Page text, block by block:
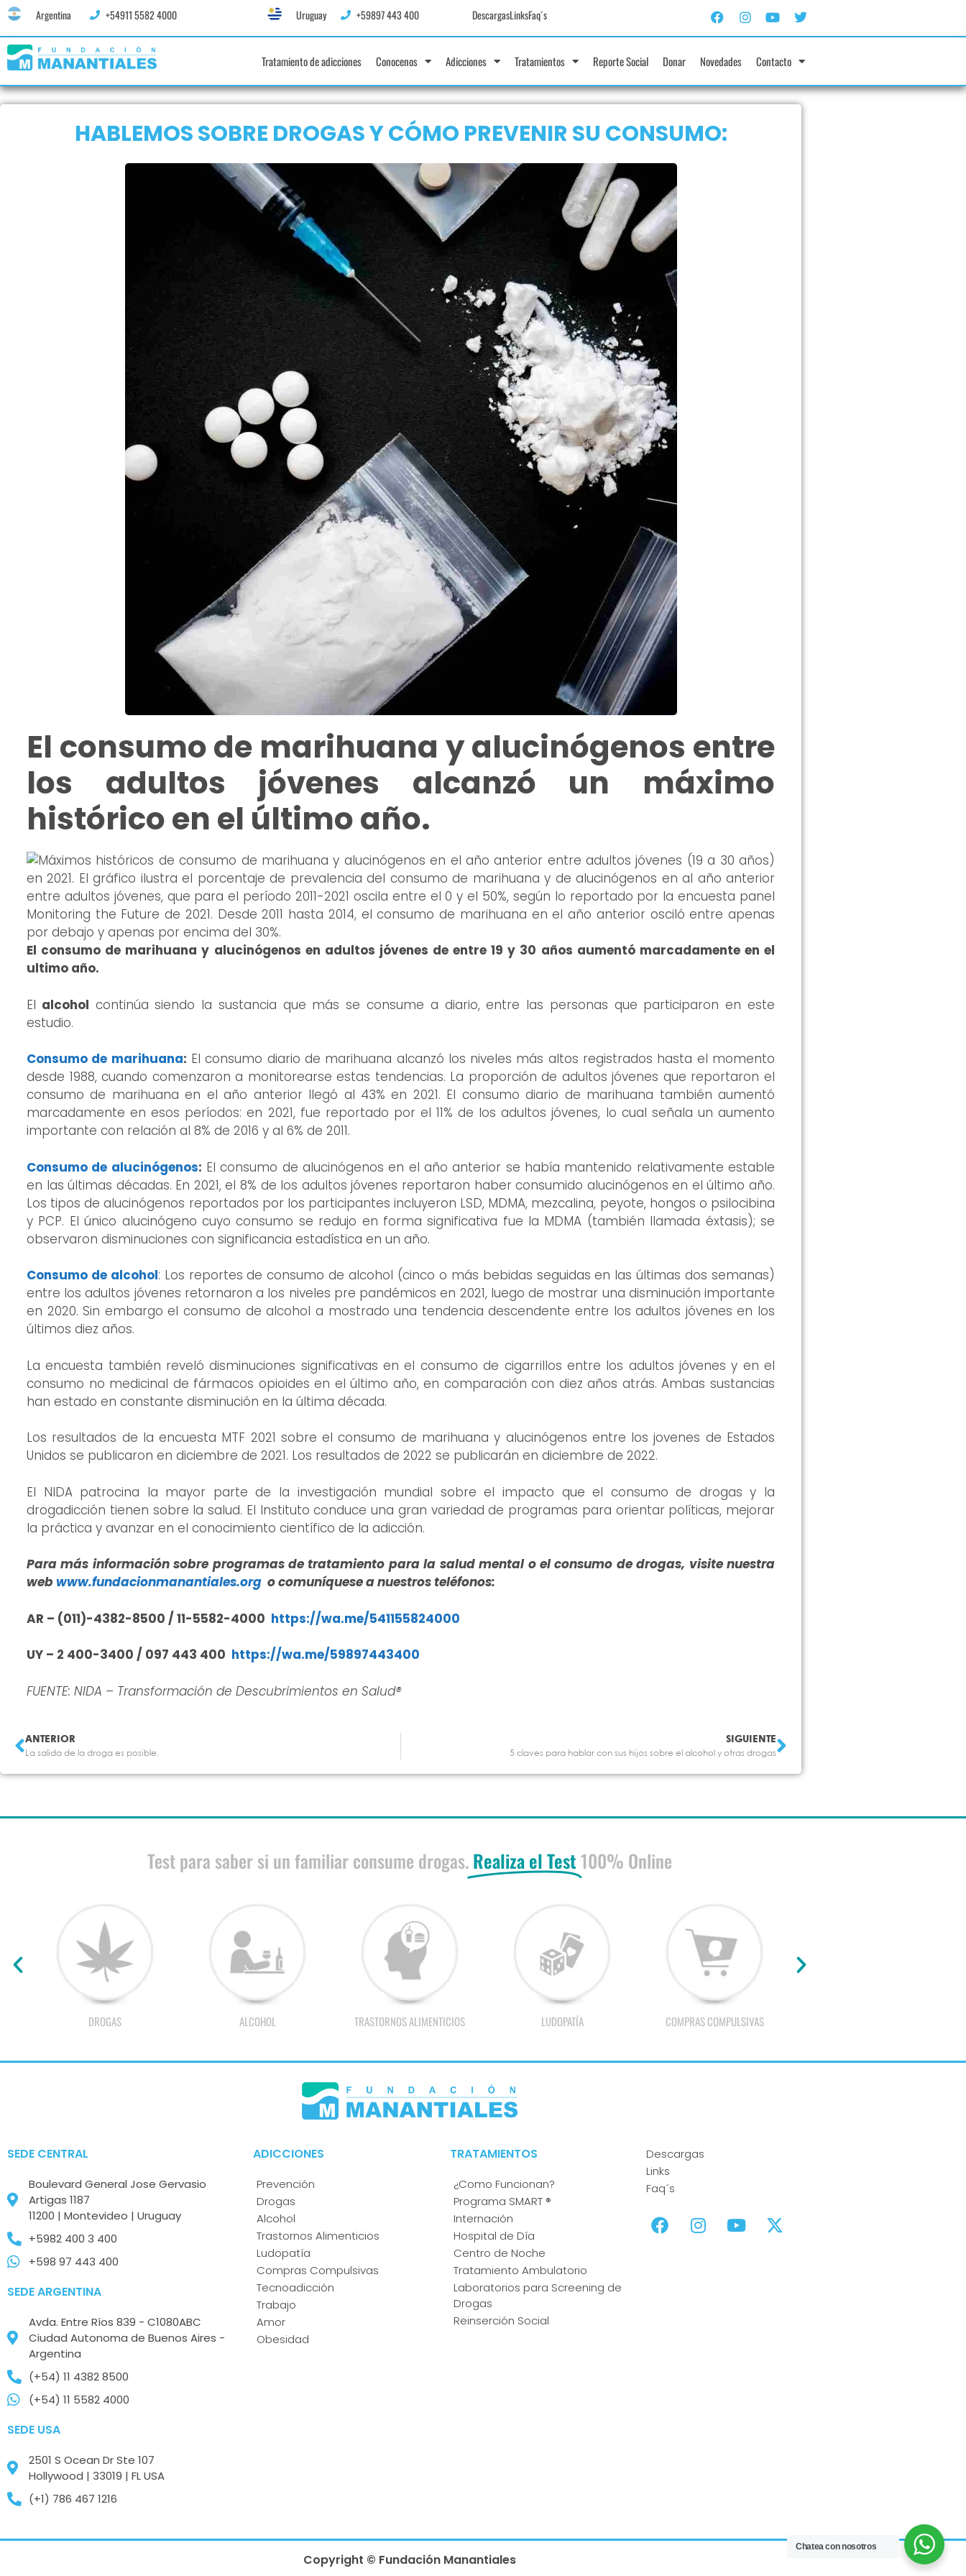
Argentina +54911 5582 4000 Uruguay +59897 443 400 DescargasLinksFaq´s
Tratamiento de adicciones Conocenos Adicciones Tratamientos Reporte Social Donar Novedades Contacto
HABLEMOS SOBRE DROGAS Y CÓMO PREVENIR SU CONSUMO:
El consumo de marihuana y alucinógenos entre
los adultos jóvenes alcanzó un máximo
histórico en el último año.
El consumo de marihuana y alucinógenos en adultos jóvenes de entre 19 y 30 años aumentó marcadamente en el
ultimo año.
El alcohol continúa siendo la sustancia que más se consume a diario, entre las personas que participaron en este
estudio.
Consumo de marihuana: El consumo diario de marihuana alcanzó los niveles más altos registrados hasta el momento
desde 1988, cuando comenzaron a monitorearse estas tendencias. La proporción de adultos jóvenes que reportaron el
consumo de marihuana en el año anterior llegó al 43% en 2021. El consumo diario de marihuana también aumentó
marcadamente en esos períodos: en 2021, fue reportado por el 11% de los adultos jóvenes, lo cual señala un aumento
importante con relación al 8% de 2016 y al 6% de 2011.
Consumo de alucinógenos: El consumo de alucinógenos en el año anterior se había mantenido relativamente estable
en las últimas décadas. En 2021, el 8% de los adultos jóvenes reportaron haber consumido alucinógenos en el último año.
Los tipos de alucinógenos reportados por los participantes incluyeron LSD, MDMA, mezcalina, peyote, hongos o psilocibina
y PCP. El único alucinógeno cuyo consumo se redujo en forma significativa fue la MDMA (también llamada éxtasis); se
observaron disminuciones con significancia estadística en un año.
Consumo de alcohol: Los reportes de consumo de alcohol (cinco o más bebidas seguidas en las últimas dos semanas)
entre los adultos jóvenes retornaron a los niveles pre pandémicos en 2021, luego de mostrar una disminución importante
en 2020. Sin embargo el consumo de alcohol a mostrado una tendencia descendente entre los adultos jóvenes en los
últimos diez años.
La encuesta también reveló disminuciones significativas en el consumo de cigarrillos entre los adultos jóvenes y en el
consumo no medicinal de fármacos opioides en el último año, en comparación con diez años atrás. Ambas sustancias
han estado en constante disminución en la última década.
Los resultados de la encuesta MTF 2021 sobre el consumo de marihuana y alucinógenos entre los jovenes de Estados
Unidos se publicaron en diciembre de 2021. Los resultados de 2022 se publicarán en diciembre de 2022.
El NIDA patrocina la mayor parte de la investigación mundial sobre el impacto que el consumo de drogas y la
drogadicción tienen sobre la salud. El Instituto conduce una gran variedad de programas para orientar políticas, mejorar
la práctica y avanzar en el conocimiento científico de la adicción.
Para más información sobre programas de tratamiento para la salud mental o el consumo de drogas, visite nuestra
web www.fundacionmanantiales.org o comuníquese a nuestros teléfonos:
AR – (011)-4382-8500 / 11-5582-4000 https://wa.me/541155824000
UY – 2 400-3400 / 097 443 400 https://wa.me/59897443400
FUENTE: NIDA – Transformación de Descubrimientos en Salud®
ANTERIOR
La salida de la droga es posible.
SIGUIENTE
5 claves para hablar con sus hijos sobre el alcohol y otras drogas
Test para saber si un familiar consume drogas.Realiza el Test100% Online
DROGAS ALCOHOL TRASTORNOS ALIMENTICIOS LUDOPATÍA COMPRAS COMPULSIVAS
SEDE CENTRAL
Boulevard General Jose Gervasio
Artigas 1187
11200 | Montevideo | Uruguay
+5982 400 3 400
+598 97 443 400
SEDE ARGENTINA
Avda. Entre Ríos 839 - C1080ABC
Ciudad Autonoma de Buenos Aires -
Argentina
(+54) 11 4382 8500
(+54) 11 5582 4000
SEDE USA
2501 S Ocean Dr Ste 107
Hollywood | 33019 | FL USA
(+1) 786 467 1216
ADICCIONES
Prevención
Drogas
Alcohol
Trastornos Alimenticios
Ludopatía
Compras Compulsivas
Tecnoadicción
Trabajo
Amor
Obesidad
TRATAMIENTOS
¿Como Funcionan?
Programa SMART ®
Internación
Hospital de Día
Centro de Noche
Tratamiento Ambulatorio
Laboratorios para Screening de
Drogas
Reinserción Social
Descargas
Links
Faq´s
Copyright © Fundación Manantiales
Chatea con nosotros